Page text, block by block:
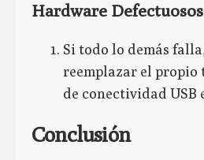
Hardware Defectuosos
Si todo lo demás
reemplazar el propio
de conectividad USB
Conclusión